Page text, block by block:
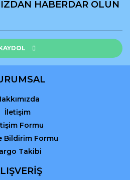
HABERDAR OLUN
İletişim
Formu
Bildirim Formu
Takibi